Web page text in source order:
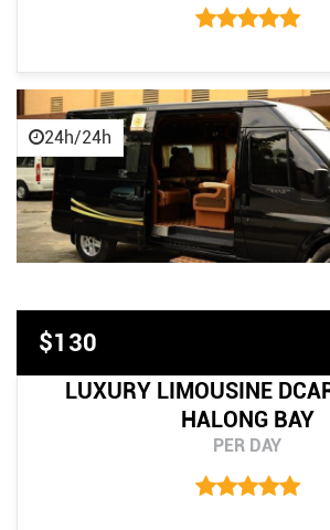
24h/24h
$130
LUXURY LIMOUSINE
HALONG BAY
PER DAY